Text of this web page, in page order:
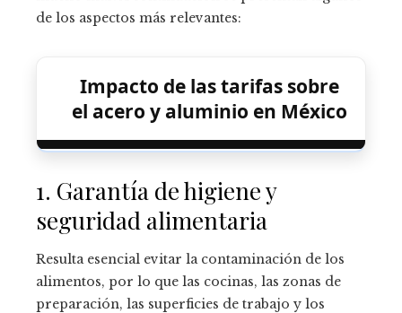
de los aspectos más relevantes:
Impacto de las tarifas sobre
el acero y aluminio en México
1. Garantía de higiene y
seguridad alimentaria
Resulta esencial evitar la contaminación de los
alimentos, por lo que las cocinas, las zonas de
preparación, las superficies de trabajo y los